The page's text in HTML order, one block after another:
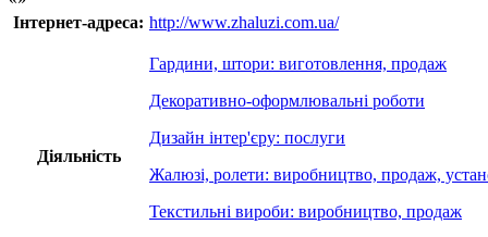
Інтернет-адреса: http://www.zhaluzi.com.ua/
Діяльність
Гардини, штори: виготовлення, продаж
Декоративно-оформлювальні роботи
Дизайн інтер'єру: послуги
Жалюзі, ролети: виробництво, продаж,
Текстильні вироби: виробництво, продаж